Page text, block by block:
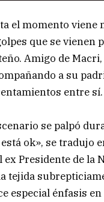
el momento
que se vienen
Amigo de
a su
entre
se palpó
ok», se tradujo
Presidente de la
tejida
especial énfasis